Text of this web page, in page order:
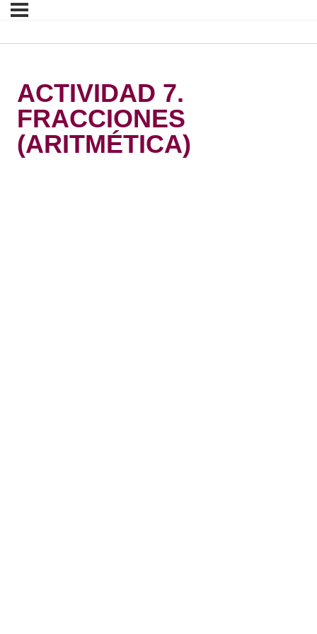
ACTIVIDAD 7.
FRACCIONES
(ARITMÉTICA)